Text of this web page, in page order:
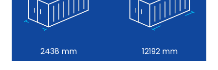
2438 mm 12192 mm